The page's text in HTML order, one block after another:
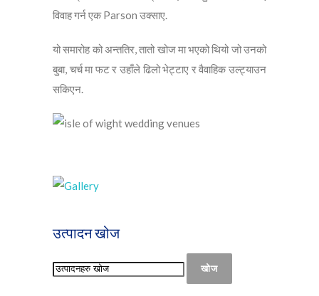
विवाह गर्न एक Parson उक्साए.
यो समारोह को अन्ततिर, तातो खोज मा भएको थियो जो उनको
बुबा, चर्च मा फट र उहाँले ढिलो भेट्टाए र वैवाहिक उल्ट्याउन
सकिएन.
उत्पादन खोज
खोज